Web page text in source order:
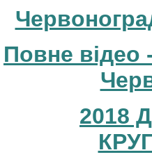
Повне відео
2018